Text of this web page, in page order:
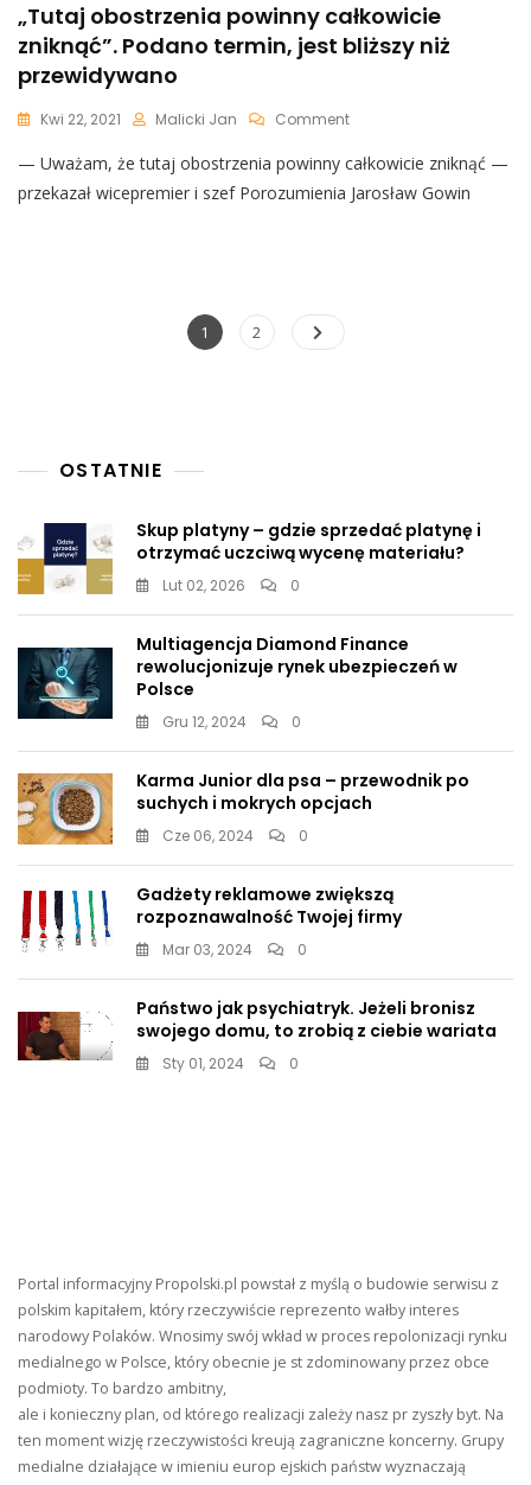
„Tutaj obostrzenia powinny całkowicie
zniknąć”. Podano termin, jest bliższy niż
przewidywano
Kwi 22, 2021 Malicki Jan CommentOn
Obostrzenia
Powinny
Całkowicie
— Uważam, że tutaj obostrzenia powinny całkowicie zniknąć —
przekazał wicepremier i szef Porozumienia Jarosław Gowin
Nawigacja
Page
1 Page
2
OSTATNIE
Skup platyny – gdzie sprzedać platynę i
otrzymać uczciwą wycenę materiału?
Lut 02, 2026 0
Multiagencja Diamond Finance
rewolucjonizuje rynek ubezpieczeń w
Polsce
Gru 12, 2024 0
Karma Junior dla psa – przewodnik po
suchych i mokrych opcjach
Cze 06, 2024 0
Gadżety reklamowe zwiększą
rozpoznawalność Twojej firmy
Mar 03, 2024 0
Państwo jak psychiatryk. Jeżeli bronisz
swojego domu, to zrobią z ciebie wariata
Sty 01, 2024 0
Portal informacyjny Propolski.pl powstał z myślą o budowie serwisu z
polskim kapitałem, który rzeczywiście reprezento wałby interes
narodowy Polaków. Wnosimy swój wkład w proces repolonizacji rynku
medialnego w Polsce, który obecnie je st zdominowany przez obce
podmioty. To bardzo ambitny,
ale i konieczny plan, od którego realizacji zależy nasz pr zyszły byt. Na
ten moment wizję rzeczywistości kreują zagraniczne koncerny. Grupy
medialne działające w imieniu europ ejskich państw wyznaczają